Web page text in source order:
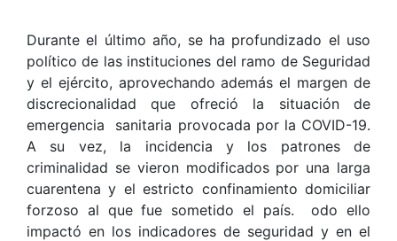
Durante el último año, se ha profundizado el uso
político de las instituciones del ramo de Seguridad
y el ejército, aprovechando además el margen de
discrecionalidad que ofreció la situación de
emergencia sanitaria provocada por la COVID-19.
A su vez, la incidencia y los patrones de
criminalidad se vieron modificados por una larga
cuarentena y el estricto confinamiento domiciliar
forzoso al que fue sometido el país. odo ello
impactó en los indicadores de seguridad y en el